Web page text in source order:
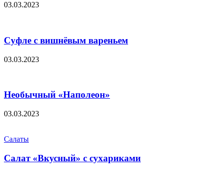
03.03.2023
Суфле с вишнёвым вареньем
03.03.2023
Необычный «Наполеон»
03.03.2023
Салаты
Салат «Вкусный» с сухариками